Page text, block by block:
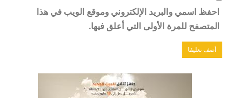
احفظ اسمي والبريد الإلكتروني وموقع الويب في هذا
المتصفح للمرة الأولى التي أعلق فيها.